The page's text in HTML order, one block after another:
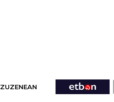
ZUZENEAN